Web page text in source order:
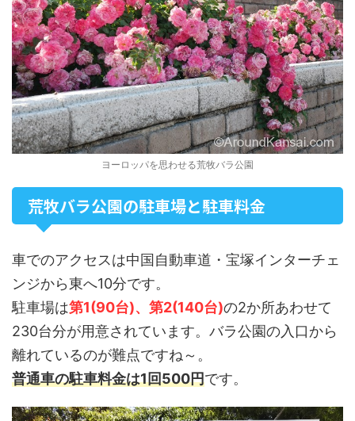
ヨーロッパを思わせる荒牧バラ公園
荒牧バラ公園の駐車場と駐車料金
車でのアクセスは中国自動車道・宝塚インターチェ
ンジから東へ10分です。
駐車場は第1(90台)、第2(140台)の2か所あわせて
230台分が用意されています。バラ公園の入口から
離れているのが難点ですね～。
普通車の駐車料金は1回500円です。